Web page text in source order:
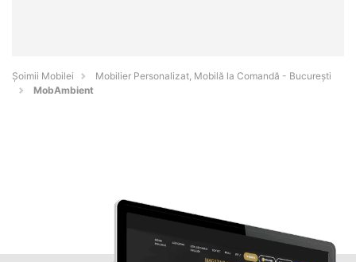
Șoimii Mobilei
Mobilier Personalizat, Mobilă la Comandă - Bucureşti
MobAmbient